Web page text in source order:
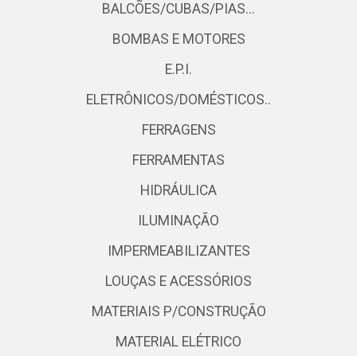
BALCÕES/CUBAS/PIAS...
BOMBAS E MOTORES
E.P.I.
ELETRÔNICOS/DOMÉSTICOS..
FERRAGENS
FERRAMENTAS
HIDRÁULICA
ILUMINAÇÃO
IMPERMEABILIZANTES
LOUÇAS E ACESSÓRIOS
MATERIAIS P/CONSTRUÇÃO
MATERIAL ELÉTRICO